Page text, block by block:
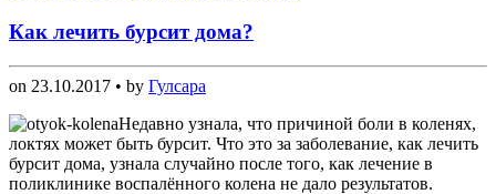
Как лечить бурсит дома?
on 23.10.2017 • by Гулсара
Недавно узнала, что причиной боли в коленях,
локтях может быть бурсит. Что это за заболевание, как лечить
бурсит дома, узнала случайно после того, как лечение в
поликлинике воспалённого колена не дало результатов.